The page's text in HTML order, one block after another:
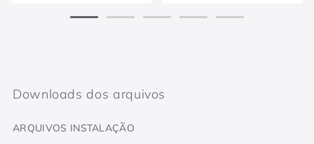
Downloads dos arquivos
ARQUIVOS INSTALAÇÃO